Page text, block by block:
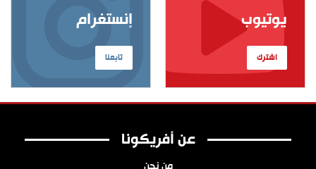
إنستغرام
تابعنا
يوتيوب
اشترك
عن أفريكونا